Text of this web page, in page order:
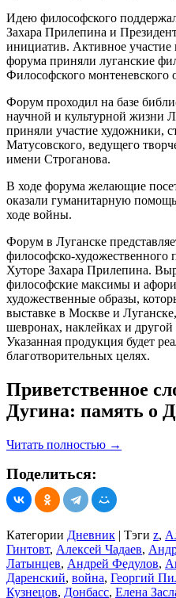
Идею философского
Захара Прилепина и
инициатив. Активное участие
форума приняли луганские
Философского монтеневского
Форум проходил на базе
научной и культурной жизни
приняли участие художники,
Матусовского, ведущего
имени Строганова.
В ходе форума желающие
оказали гуманитарную
ходе войны.
Форум в Луганске
философско-художественного
Хуторе Захара Прилепина.
философские максимы и
художественные образы,
выставке в Москве и
шевронах, наклейках и
Указанная продукция будет
благотворительных целях.
Приветственное
Дугина: память о
Читать полностью →
Поделиться:
Категории Дневник | Тэги z,
Гинтовт, Алексей Чадаев,
Латынцев, Андрей Федулов,
Даренский, война, Георгий
Кузнецов, Донбасс, Елена